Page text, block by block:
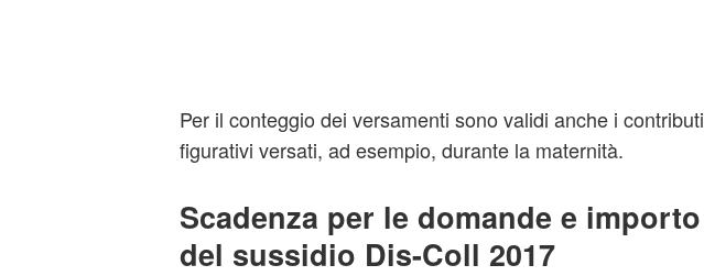
Per il conteggio dei versamenti sono validi anche i contributi
figurativi versati, ad esempio, durante la maternità.
Scadenza per le domande e importo
del sussidio Dis-Coll 2017